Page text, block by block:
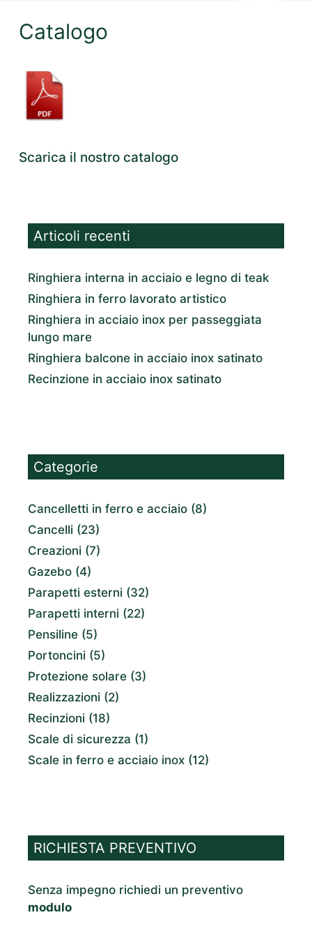
Catalogo
Scarica il nostro catalogo
Articoli recenti
Ringhiera interna in acciaio e legno di teak
Ringhiera in ferro lavorato artistico
Ringhiera in acciaio inox per passeggiata
lungo mare
Ringhiera balcone in acciaio inox satinato
Recinzione in acciaio inox satinato
Categorie
Cancelletti in ferro e acciaio (8)
Cancelli (23)
Creazioni (7)
Gazebo (4)
Parapetti esterni (32)
Parapetti interni (22)
Pensiline (5)
Portoncini (5)
Protezione solare (3)
Realizzazioni (2)
Recinzioni (18)
Scale di sicurezza (1)
Scale in ferro e acciaio inox (12)
RICHIESTA PREVENTIVO
Senza impegno richiedi un preventivo
modulo